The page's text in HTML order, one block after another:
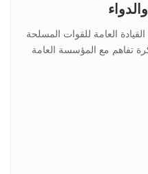
العامة للقوات المسلحة
تفاهم مع المؤسسة العامة